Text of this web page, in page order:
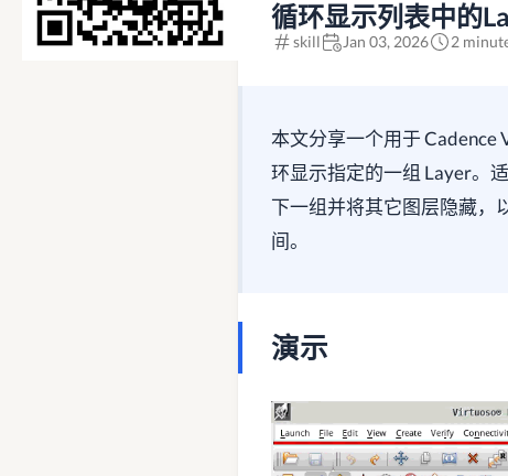
循环显示列表中的
skill Jan 03, 2026 2
本文分享一个用于 Cadence
环显示指定的一组 Layer。
下一组并将其它图层隐藏，
间。
演示